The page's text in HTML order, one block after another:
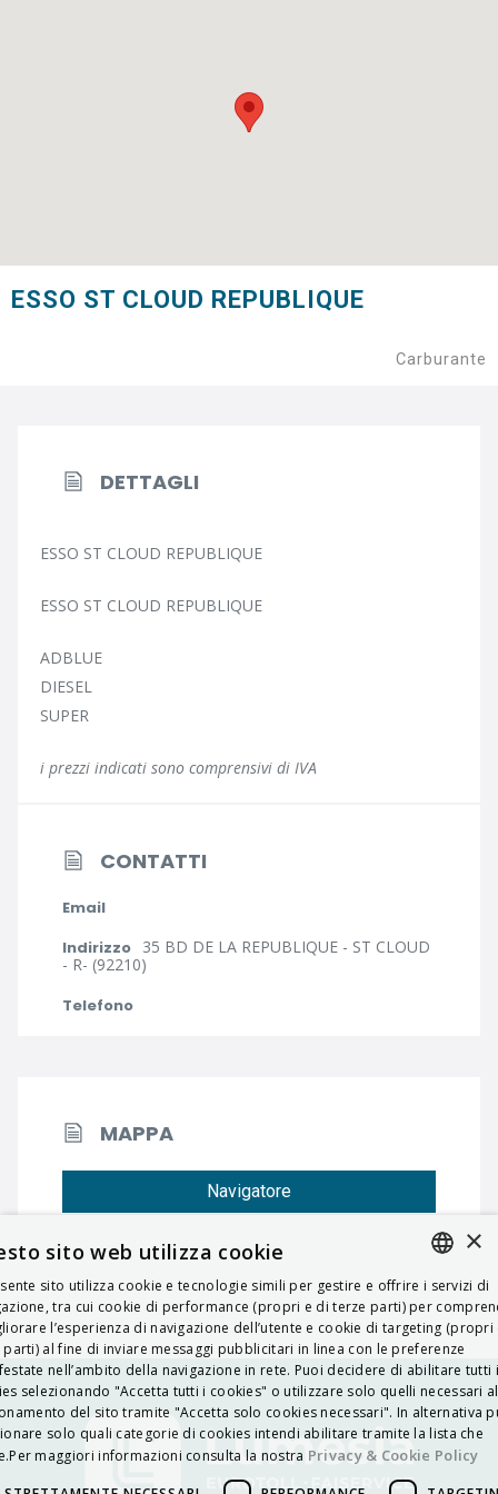
ESSO ST CLOUD REPUBLIQUE
Carburante
DETTAGLI
ESSO ST CLOUD REPUBLIQUE
ESSO ST CLOUD REPUBLIQUE
ADBLUE
DIESEL
SUPER
i prezzi indicati sono comprensivi di IVA
CONTATTI
Email
Indirizzo 35 BD DE LA REPUBLIQUE - ST CLOUD
- R- (92210)
Telefono
MAPPA
Navigatore
ITALIAN
ENGLISH
FRENCH
HUNGARIAN
DEUTSCH
POLSKI
×
sito web utilizza cookie
sito utilizza cookie e tecnologie simili per gestire e offrire i servizi di
tra cui cookie di performance (propri e di terze parti) per
l’esperienza di navigazione dell’utente e cookie di targeting (propri
parti) al fine di inviare messaggi pubblicitari in linea con le preferenze
nell’ambito della navigazione in rete. Puoi decidere di abilitare tutti i
selezionando "Accetta tutti i cookies" o utilizzare solo quelli necessari al
del sito tramite "Accetta solo cookies necessari". In alternativa
solo quali categorie di cookies intendi abilitare tramite la lista che
maggiori informazioni consulta la nostra Privacy & Cookie Policy